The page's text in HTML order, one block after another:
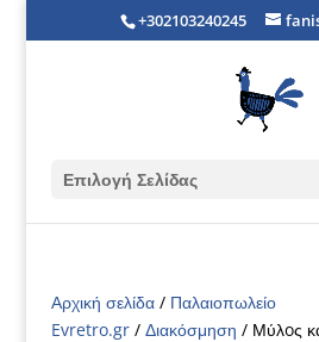
+302103240245
Επιλογή Σελίδας
Αρχική σελίδα/ Παλαιοπωλείο
Evretro.gr/ Διακόσμηση / Μύλoς